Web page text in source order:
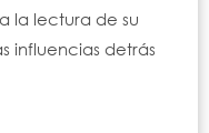
la lectura de su
influencias detrás